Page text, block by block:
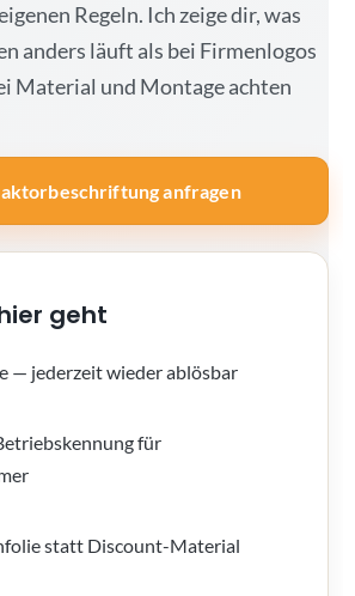
Regeln. Ich zeige dir, was
anders läuft als bei Firmenlogos
Material und Montage achten
anfragen
geht
— jederzeit wieder ablösbar
für
statt Discount-Material